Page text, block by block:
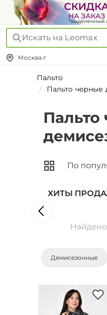
Искать на Leomax
Москва г
Пальто
Пальто черные
ХИТЫ
Демисезонные